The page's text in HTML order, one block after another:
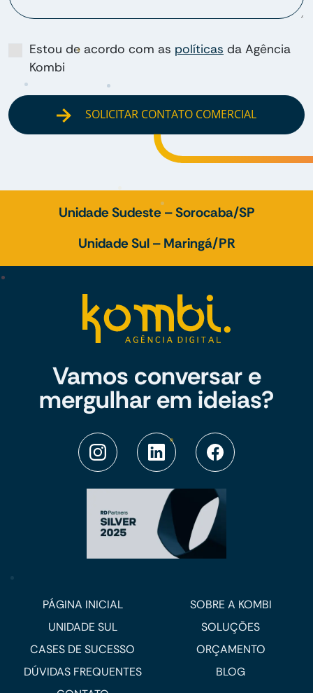
Estou de acordo com as políticas da Agência
Kombi
SOLICITAR CONTATO COMERCIAL
Unidade Sudeste – Sorocaba/SP
Unidade Sul – Maringá/PR
Vamos conversar e
mergulhar em ideias?
PÁGINA INICIAL
SOBRE A KOMBI
UNIDADE SUL
SOLUÇÕES
CASES DE SUCESSO
ORÇAMENTO
DÚVIDAS FREQUENTES
BLOG